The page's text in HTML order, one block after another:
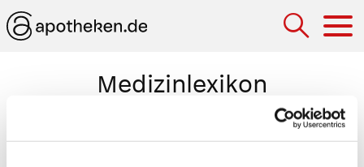
Medizinlexikon